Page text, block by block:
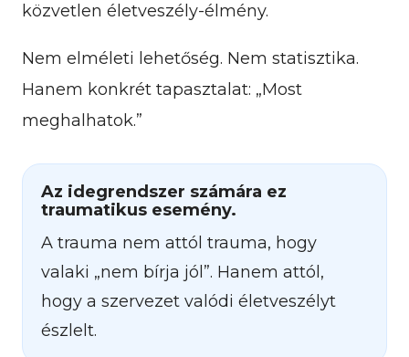
közvetlen életveszély-élmény.
Nem elméleti lehetőség. Nem statisztika.
Hanem konkrét tapasztalat: „Most
meghalhatok.”
Az idegrendszer számára ez
traumatikus esemény.
A trauma nem attól trauma, hogy
valaki „nem bírja jól”. Hanem attól,
hogy a szervezet valódi életveszélyt
észlelt.